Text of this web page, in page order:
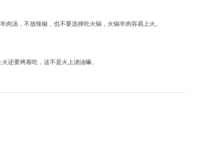
汤，不放辣椒，也不要选择吃火锅，火锅羊肉容易上火。
还要烤着吃，这不是火上浇油嘛。